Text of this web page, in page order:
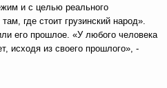
и с целью реального
где стоит грузинский народ».
его прошлое. «У любого человека
исходя из своего прошлого», -